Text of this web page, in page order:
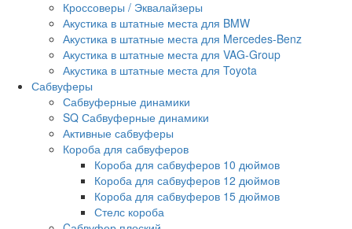
Кроссоверы / Эквалайзеры
Акустика в штатные места для BMW
Акустика в штатные места для Mercedes-Benz
Акустика в штатные места для VAG-Group
Акустика в штатные места для Toyota
Сабвуферы
Сабвуферные динамики
SQ Сабвуферные динамики
Активные сабвуферы
Короба для сабвуферов
Короба для сабвуферов 10 дюймов
Короба для сабвуферов 12 дюймов
Короба для сабвуферов 15 дюймов
Стелс короба